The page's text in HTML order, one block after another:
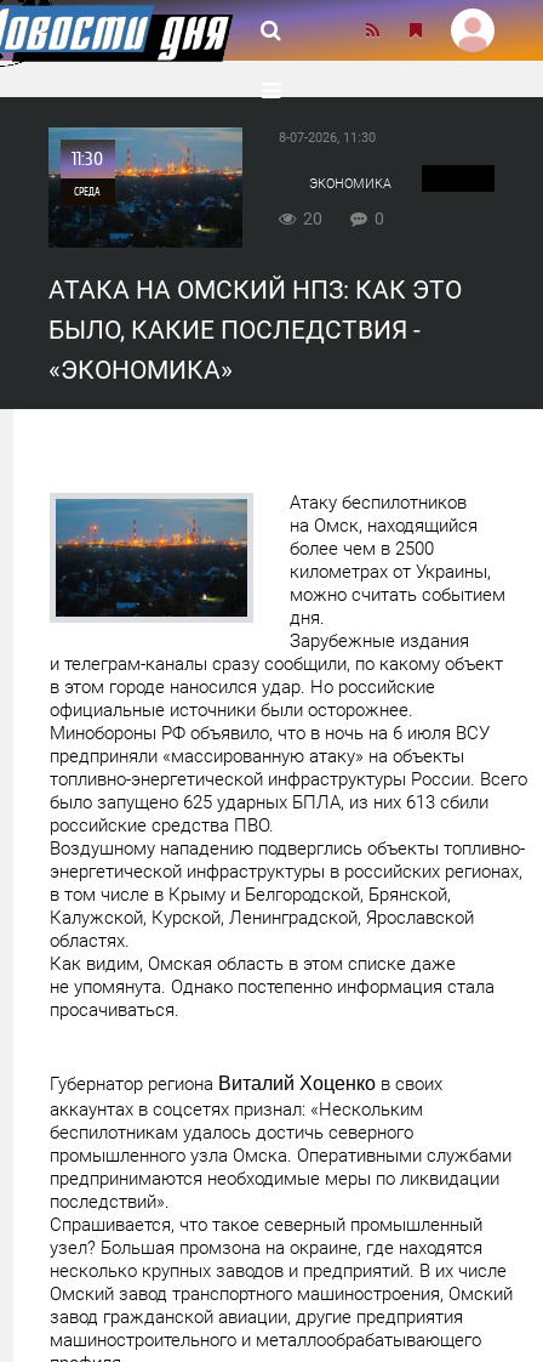
11:30
СРЕДА
20
8-07-2026, 11:30
ЭКОНОМИКА
20 0
АТАКА НА ОМСКИЙ НПЗ: КАК ЭТО
БЫЛО, КАКИЕ ПОСЛЕДСТВИЯ -
«ЭКОНОМИКА»
Атаку беспилотников
на Омск, находящийся
более чем в 2500
километрах от Украины,
можно считать событием
дня.
Зарубежные издания
и телеграм-каналы сразу сообщили, по какому объект
в этом городе наносился удар. Но российские
официальные источники были осторожнее.
Минобороны РФ объявило, что в ночь на 6 июля ВСУ
предприняли «массированную атаку» на объекты
топливно-энергетической инфраструктуры России. Всего
было запущено 625 ударных БПЛА, из них 613 сбили
российские средства ПВО.
Воздушному нападению подверглись объекты топливно-
энергетической инфраструктуры в российских регионах,
в том числе в Крыму и Белгородской, Брянской,
Калужской, Курской, Ленинградской, Ярославской
областях.
Как видим, Омская область в этом списке даже
не упомянута. Однако постепенно информация стала
просачиваться.
Губернатор региона Виталий Хоценко в своих
аккаунтах в соцсетях признал: «Нескольким
беспилотникам удалось достичь северного
промышленного узла Омска. Оперативными службами
предпринимаются необходимые меры по ликвидации
последствий».
Спрашивается, что такое северный промышленный
узел? Большая промзона на окраине, где находятся
несколько крупных заводов и предприятий. В их числе
Омский завод транспортного машиностроения, Омский
завод гражданской авиации, другие предприятия
машиностроительного и металлообрабатывающего